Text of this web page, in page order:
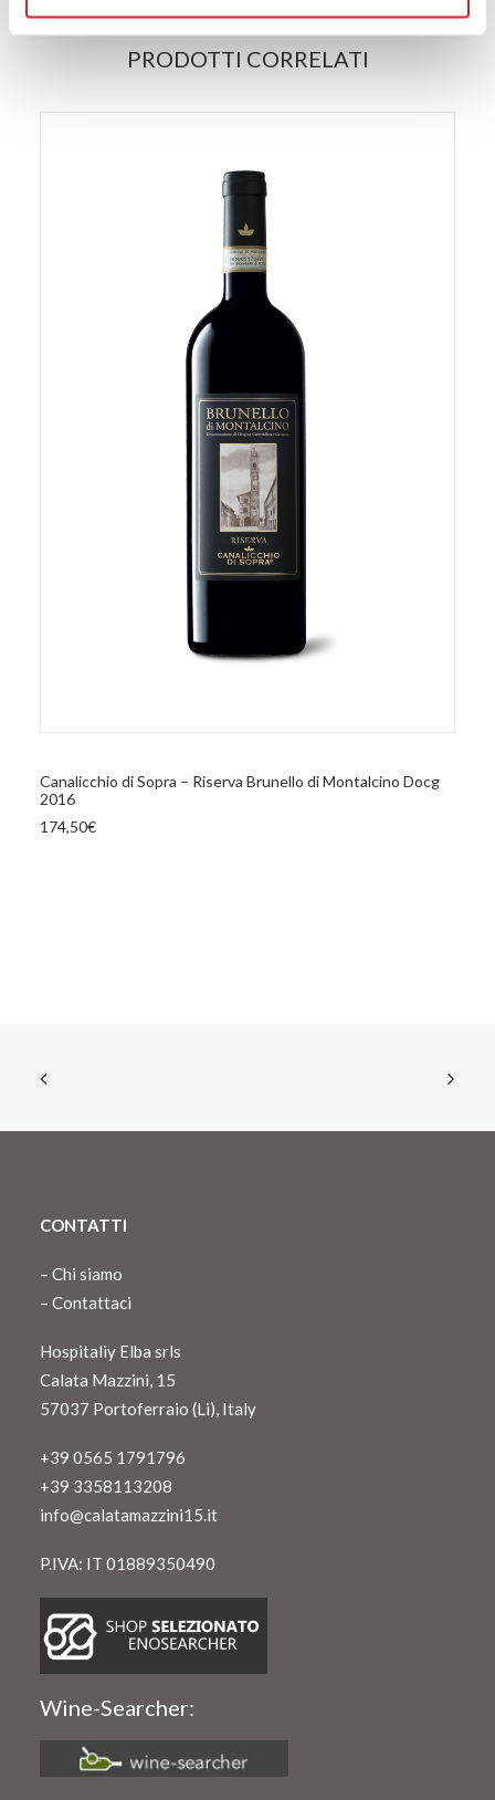
modificare o ritirare il tuo consenso in qualsiasi momento
dalla Dichiarazione sui cookie.
annunci, per fornire funzionalità dei social media e per
informazioni sul modo in cui utilizza il nostro sito con i
nostri partner che si occupano di analisi dei dati web,
pubblicità e social media, i quali potrebbero combinarle
con altre informazioni che ha fornito loro o che hanno
raccolto dal suo utilizzo dei loro servizi.
PRODOTTI CORRELATI
Canalicchio di Sopra – Riserva Brunello di Montalcino Docg
2016
174,50€
CONTATTI
– Chi siamo
– Contattaci
Hospitaliy Elba srls
Calata Mazzini, 15
57037 Portoferraio (Li), Italy
+39 0565 1791796
+39 3358113208
info@calatamazzini15.it
P.IVA: IT 01889350490
Wine-Searcher: